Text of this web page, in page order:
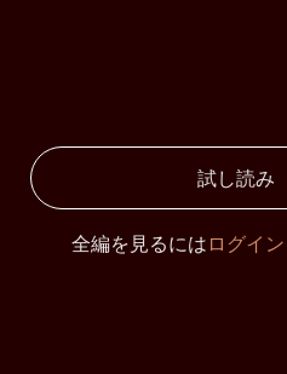
試し読み
全編を見るにはログイン